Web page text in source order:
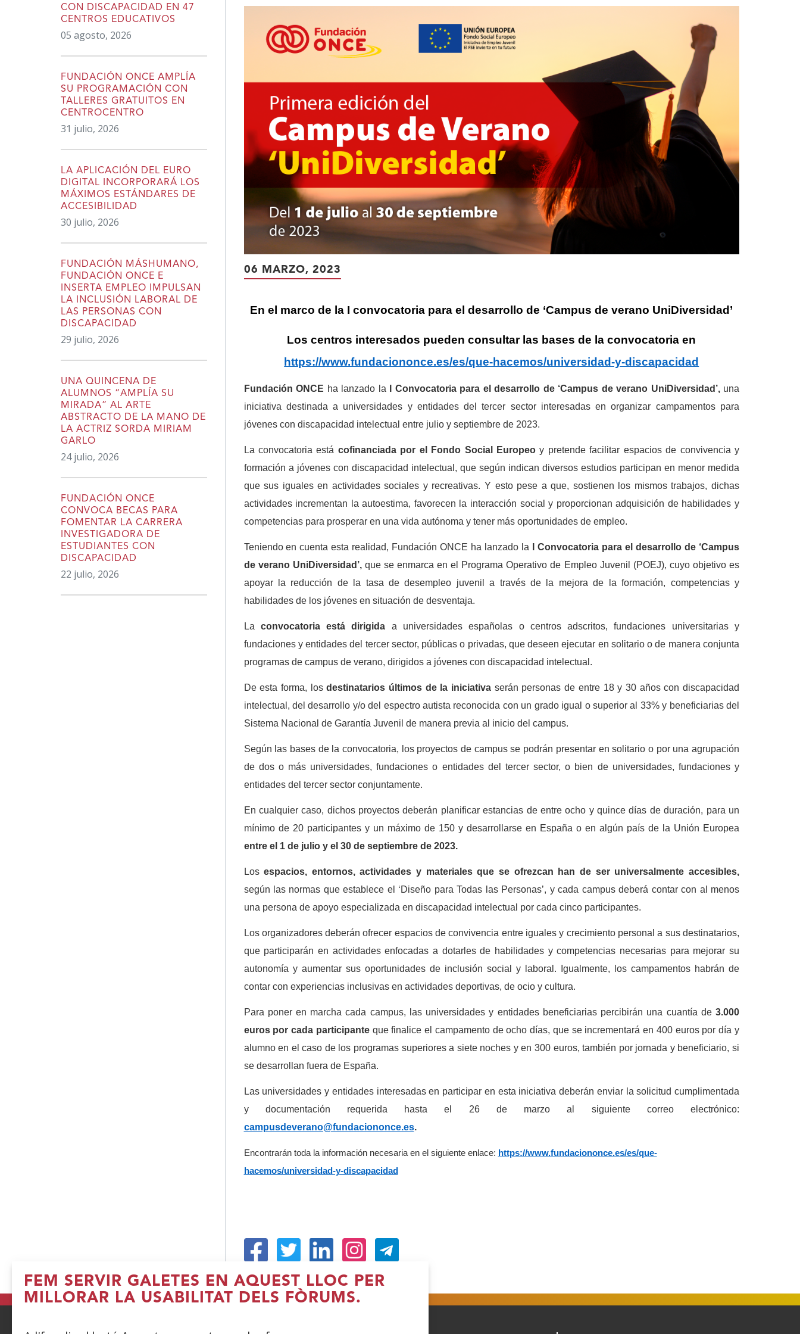
FEM SERVIR GALETES EN AQUEST LLOC PER
MILLORAR LA USABILITAT DELS FÒRUMS.
06 MARZO, 2023
En el marco de la I convocatoria para el desarrollo de ‘Campus de verano UniDiversidad’
Los centros interesados pueden consultar las bases de la convocatoria en
https://www.fundaciononce.es/es/que-hacemos/universidad-y-discapacidad
Fundación ONCE ha lanzado la I Convocatoria para el desarrollo de ‘Campus de verano UniDiversidad’, una
iniciativa destinada a universidades y entidades del tercer sector interesadas en organizar campamentos para
jóvenes con discapacidad intelectual entre julio y septiembre de 2023.
La convocatoria está cofinanciada por el Fondo Social Europeoy pretende facilitar espacios de convivencia y
formación a jóvenes con discapacidad intelectual, que según indican diversos estudios participan en menor medida
que sus iguales en actividades sociales y recreativas. Y esto pese a que, sostienen los mismos trabajos, dichas
actividades incrementan la autoestima, favorecen la interacción social y proporcionan adquisición de habilidades y
competencias para prosperar en una vida autónoma y tener más oportunidades de empleo.
Teniendo en cuenta esta realidad, Fundación ONCE ha lanzado la I Convocatoria para el desarrollo de ‘Campus
de verano UniDiversidad’, que se enmarca en el Programa Operativo de Empleo Juvenil (POEJ), cuyo objetivo es
apoyar la reducción de la tasa de desempleo juvenil a través de la mejora de la formación, competencias y
habilidades de los jóvenes en situación de desventaja.
La convocatoria está dirigida a universidades españolas o centros adscritos, fundaciones universitarias y
fundaciones y entidades del tercer sector, públicas o privadas, que deseen ejecutar en solitario o de manera conjunta
programas de campus de verano, dirigidos a jóvenes con discapacidad intelectual.
De esta forma, losdestinatarios últimos de la iniciativa serán personas de entre 18 y 30 años con discapacidad
intelectual, del desarrollo y/o del espectro autista reconocida con un grado igual o superior al 33% y beneficiarias del
Sistema Nacional de Garantía Juvenil de manera previa al inicio del campus.
Según las bases de la convocatoria, los proyectos de campus se podrán presentar en solitario o por una agrupación
de dos o más universidades, fundaciones o entidades del tercer sector, o bien de universidades, fundaciones y
entidades del tercer sector conjuntamente.
En cualquier caso, dichos proyectos deberán planificar estancias de entre ocho y quince días de duración, para un
mínimo de 20 participantes y un máximo de 150 y desarrollarse en España o en algún país de la Unión Europea
entre el 1 de julio y el 30 de septiembre de 2023.
Losespacios, entornos, actividades y materiales que se ofrezcan han de ser universalmente accesibles,
según las normas que establece el ‘Diseño para Todas las Personas’, y cada campus deberá contar con al menos
una persona de apoyo especializada en discapacidad intelectual por cada cinco participantes.
Los organizadores deberán ofrecer espacios de convivencia entre iguales y crecimiento personal a sus destinatarios,
que participarán en actividades enfocadas a dotarles de habilidades y competencias necesarias para mejorar su
autonomía y aumentar sus oportunidades de inclusión social y laboral. Igualmente, los campamentos habrán de
contar con experiencias inclusivas en actividades deportivas, de ocio y cultura.
Para poner en marcha cada campus, las universidades y entidades beneficiarias percibirán una cuantía de 3.000
euros por cada participante que finalice el campamento de ocho días, que se incrementará en 400 euros por día y
alumno en el caso de los programas superiores a siete noches y en 300 euros, también por jornada y beneficiario, si
se desarrollan fuera de España.
Las universidades y entidades interesadas en participar en esta iniciativa deberán enviar la solicitud cumplimentada
y documentación requerida hasta el 26 de marzo al siguiente correo electrónico:
campusdeverano@fundaciononce.es.
Encontrarán toda la información necesaria en el siguiente enlace: https://www.fundaciononce.es/es/que-
hacemos/universidad-y-discapacidad
(Obre
en
una
(Obre
en
una
(Obre
en
una
(Obre
en
una
CON DISCAPACIDAD EN 47
CENTROS EDUCATIVOS
05 agosto, 2026
FUNDACIÓN ONCE AMPLÍA
SU PROGRAMACIÓN CON
TALLERES GRATUITOS EN
CENTROCENTRO
31 julio, 2026
LA APLICACIÓN DEL EURO
DIGITAL INCORPORARÁ LOS
MÁXIMOS ESTÁNDARES DE
ACCESIBILIDAD
30 julio, 2026
FUNDACIÓN MÁSHUMANO,
FUNDACIÓN ONCE E
INSERTA EMPLEO IMPULSAN
LA INCLUSIÓN LABORAL DE
LAS PERSONAS CON
DISCAPACIDAD
29 julio, 2026
UNA QUINCENA DE
ALUMNOS “AMPLÍA SU
MIRADA” AL ARTE
ABSTRACTO DE LA MANO DE
LA ACTRIZ SORDA MIRIAM
GARLO
24 julio, 2026
FUNDACIÓN ONCE
CONVOCA BECAS PARA
FOMENTAR LA CARRERA
INVESTIGADORA DE
ESTUDIANTES CON
DISCAPACIDAD
22 julio, 2026